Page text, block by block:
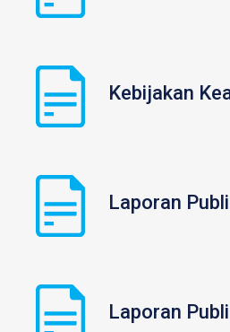
Kebijakan
Laporan
Laporan